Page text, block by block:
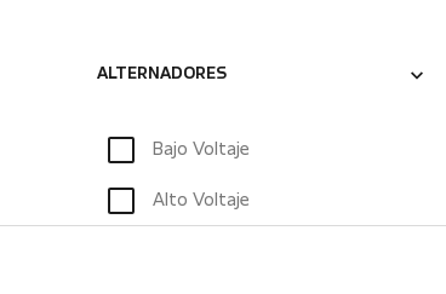
ALTERNADORES
Bajo Voltaje
Alto Voltaje